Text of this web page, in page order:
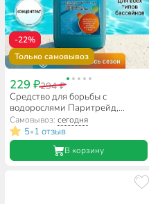
-22%
Только самовывоз
229 ₽294 ₽
Средство для борьбы с
водорослями Паритрейд,
Альгицид, жидкое средство,
пенное, 1 л
Самовывоз:сегодня
5•1 отзыв
В корзину